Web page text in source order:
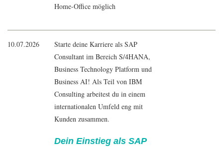
Home-Office möglich
10.07.2026
Starte deine Karriere als SAP
Consultant im Bereich S/4HANA,
Business Technology Platform und
Business AI! Als Teil von IBM
Consulting arbeitest du in einem
internationalen Umfeld eng mit
Kunden zusammen.
Dein Einstieg als SAP